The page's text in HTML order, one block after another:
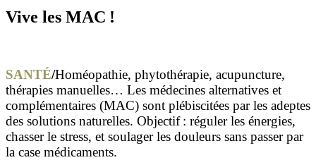
Vive les MAC !
SANTÉ/Homéopathie, phytothérapie, acupuncture,
thérapies manuelles… Les médecines alternatives et
complémentaires (MAC) sont plébiscitées par les adeptes
des solutions naturelles. Objectif : réguler les énergies,
chasser le stress, et soulager les douleurs sans passer par
la case médicaments.